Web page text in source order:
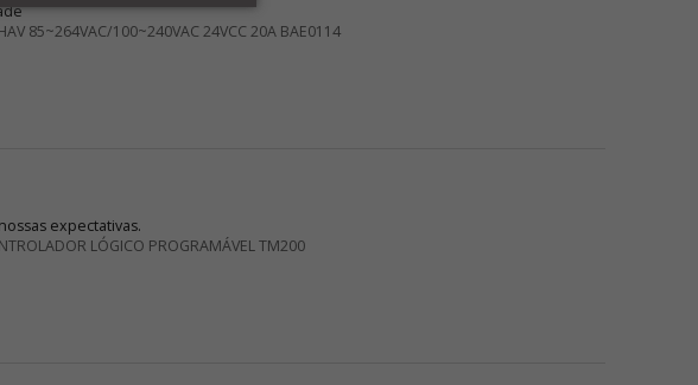
85~264VAC/100~240VAC 24VCC 20A BAE0114
expectativas.
LÓGICO PROGRAMÁVEL TM200